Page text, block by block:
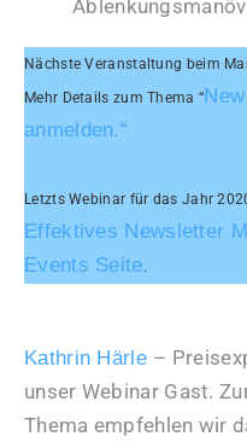
Nächste Veranstaltung beim
Mehr Details zum Thema “
anmelden.“
Letzts Webinar für das Jahr
Effektives Newsletter
Events Seite.
Kathrin Härle –
unser Webinar Gast.
Thema empfehlen wir